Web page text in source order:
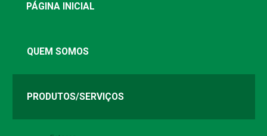
PÁGINA INICIAL
QUEM SOMOS
PRODUTOS/SERVIÇOS